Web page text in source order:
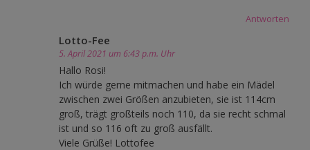
Antworten
Lotto-Fee
5. April 2021 um 6:43 p.m. Uhr
Hallo Rosi!
Ich würde gerne mitmachen und habe ein Mädel
zwischen zwei Größen anzubieten, sie ist 114cm
groß, trägt großteils noch 110, da sie recht schmal
ist und so 116 oft zu groß ausfällt.
Viele Grüße! Lottofee